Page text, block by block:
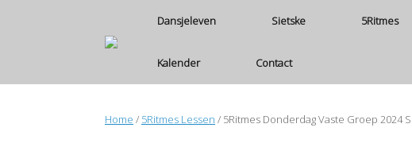
Dansjeleven Sietske 5Ritmes
Kalender Contact
Home / 5Ritmes Lessen / 5Ritmes Donderdag Vaste Groep 2024